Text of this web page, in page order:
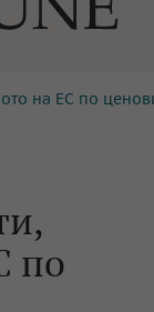
Контакти
на ЕС по
по